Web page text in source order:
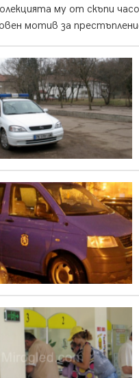
му от скъпи
мотив за